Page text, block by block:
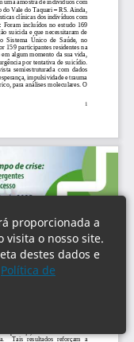
proporcionada a
visita o nosso site.
destes dados e
Política de